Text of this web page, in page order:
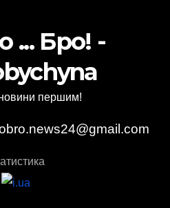
... Бро! -
першим!